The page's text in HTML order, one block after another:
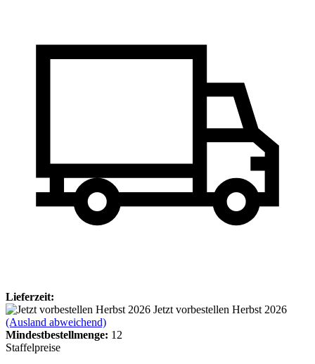
Lieferzeit:
Jetzt vorbestellen Herbst 2026
(Ausland abweichend)
Mindest­bestellmenge: 12
Staffelpreise